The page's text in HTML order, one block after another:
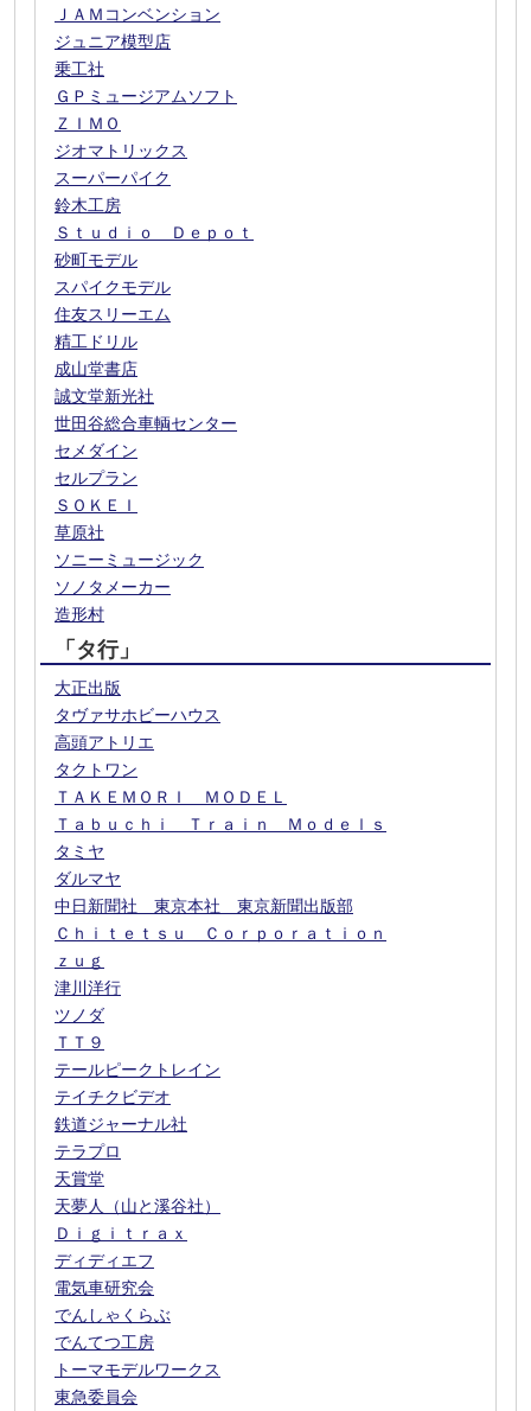
ＪＡＭコンベンション
ジュニア模型店
乗工社
ＧＰミュージアムソフト
ＺＩＭＯ
ジオマトリックス
スーパーパイク
鈴木工房
Ｓｔｕｄｉｏ Ｄｅｐｏｔ
砂町モデル
スパイクモデル
住友スリーエム
精工ドリル
成山堂書店
誠文堂新光社
世田谷総合車輌センター
セメダイン
セルプラン
ＳＯＫＥＩ
草原社
ソニーミュージック
ソノタメーカー
造形村
「タ行」
大正出版
タヴァサホビーハウス
高頭アトリエ
タクトワン
ＴＡＫＥＭＯＲＩ ＭＯＤＥＬ
Ｔａｂｕｃｈｉ Ｔｒａｉｎ Ｍｏｄｅｌｓ
タミヤ
ダルマヤ
中日新聞社 東京本社 東京新聞出版部
Ｃｈｉｔｅｔｓｕ Ｃｏｒｐｏｒａｔｉｏｎ
ｚｕｇ
津川洋行
ツノダ
ＴＴ９
テールピークトレイン
テイチクビデオ
鉄道ジャーナル社
テラプロ
天賞堂
天夢人（山と溪谷社）
Ｄｉｇｉｔｒａｘ
ディディエフ
電気車研究会
でんしゃくらぶ
でんてつ工房
トーマモデルワークス
東急委員会